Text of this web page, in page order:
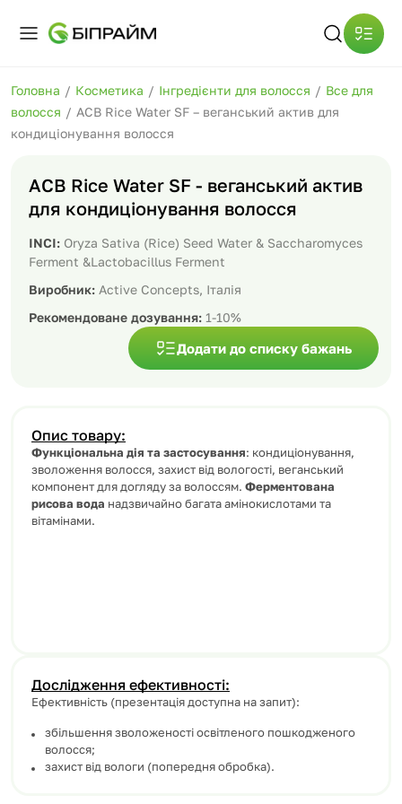
Головна / Косметика / Інгредієнти для волосся / Все для
волосся / ACB Rice Water SF – веганський актив для
кондиціонування волосся
ACB Rice Water SF - веганський актив
для кондиціонування волосся
INCI: Oryza Sativa (Rice) Seed Water & Saccharomyces
Ferment &Lactobacillus Ferment
Виробник: Active Concepts, Італія
Рекомендоване дозування: 1-10%
Додати до списку бажань
Опис товару:
Функціональна дія та застосування: кондиціонування,
зволоження волосся, захист від вологості, веганський
компонент для догляду за волоссям. Ферментована
рисова вода надзвичайно багата амінокислотами та
вітамінами.
Дослідження ефективності:
Ефективність (презентація доступна на запит):
збільшення зволоженості освітленого пошкодженого
волосся;
захист від вологи (попередня обробка).